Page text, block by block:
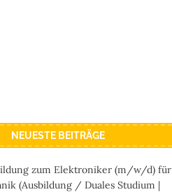
NEUESTE BEITRÄGE
zum Elektroniker (m/w/d) für
(Ausbildung / Duales Studium |